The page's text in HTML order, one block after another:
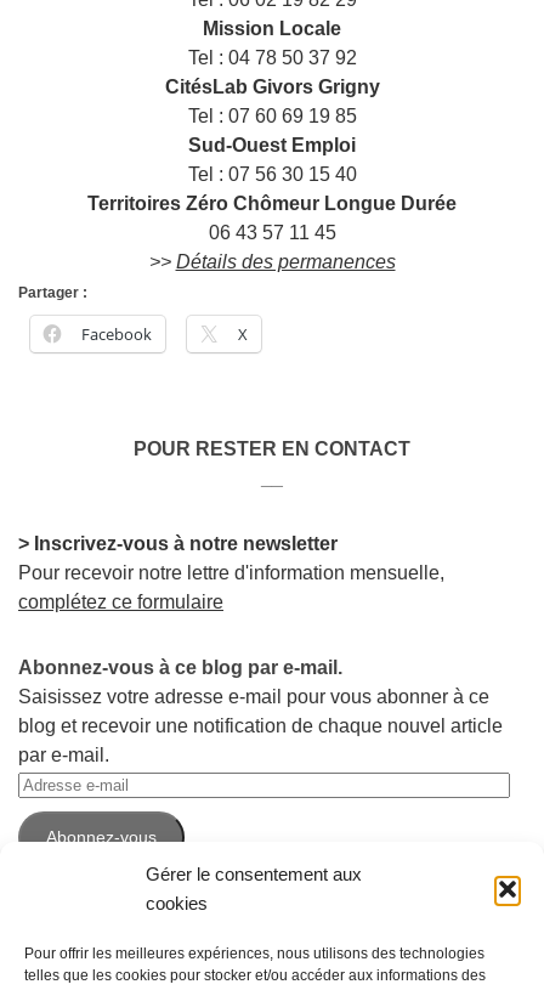
Gérer le consentement aux
cookies
Pour offrir les meilleures expériences, nous utilisons des technologies
telles que les cookies pour stocker et/ou accéder aux informations des
Mission Locale
Tel : 04 78 50 37 92
CitésLab Givors Grigny
Tel : 07 60 69 19 85
Sud-Ouest Emploi
Tel : 07 56 30 15 40
Territoires Zéro Chômeur Longue Durée
06 43 57 11 45
>> Détails des permanences
Partager :
Facebook X
POUR RESTER EN CONTACT
> Inscrivez-vous à notre newsletter
Pour recevoir notre lettre d'information mensuelle,
complétez ce formulaire
Abonnez-vous à ce blog par e-mail.
Saisissez votre adresse e-mail pour vous abonner à ce
blog et recevoir une notification de chaque nouvel article
par e-mail.
Adresse
e-
mailAbonnez-vous